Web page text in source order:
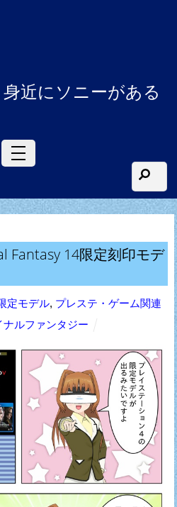
近にソニーがある
Fantasy 14限定刻印モデ
定モデル, プレステ・ゲーム関連
ナルファンタジー